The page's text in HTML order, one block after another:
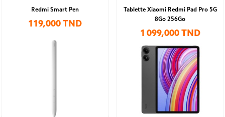
Redmi Smart Pen
119,000 TND
Tablette Xiaomi Redmi Pad Pro 5G
8Go 256Go
1 099,000 TND